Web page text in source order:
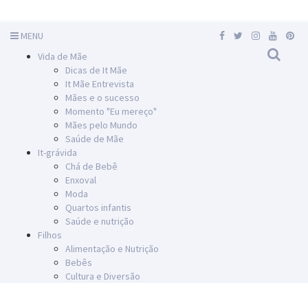
MENU
Vida de Mãe
Dicas de It Mãe
It Mãe Entrevista
Mães e o sucesso
Momento "Eu mereço"
Mães pelo Mundo
Saúde de Mãe
It-grávida
Chá de Bebê
Enxoval
Moda
Quartos infantis
Saúde e nutrição
Filhos
Alimentação e Nutrição
Bebês
Cultura e Diversão